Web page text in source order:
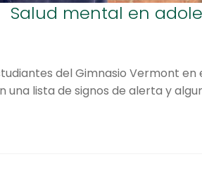
Salud mental en
del Gimnasio Vermont
lista de signos de alerta y